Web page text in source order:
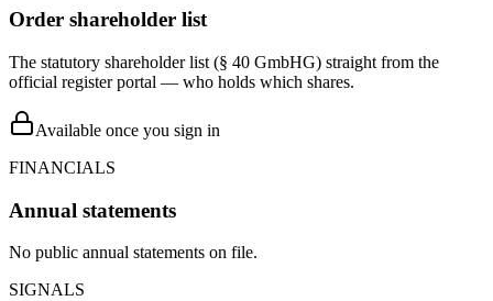
Order shareholder list
The statutory shareholder list (§ 40 GmbHG) straight from the
official register portal — who holds which shares.
Available once you sign in
FINANCIALS
Annual statements
No public annual statements on file.
SIGNALS